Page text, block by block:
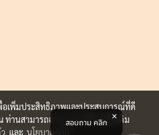
อเพิ่มประสิทธิภาพและประสบการณ์ที่ดี
ท่านสามารถอ่านรายละเอียดเพิ่มเติม
และ นโยบายคุกกี้
สอบถาม คลิก